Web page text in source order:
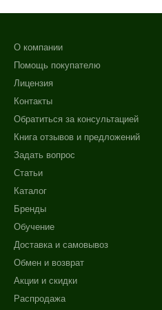
О компании
Помощь покупателю
Лицензия
Контакты
Обратиться за консультацией
Книга отзывов и предложений
Задать вопрос
Статьи
Каталог
Бренды
Обучение
Доставка и самовывоз
Обмен и возврат
Акции и скидки
Распродажа